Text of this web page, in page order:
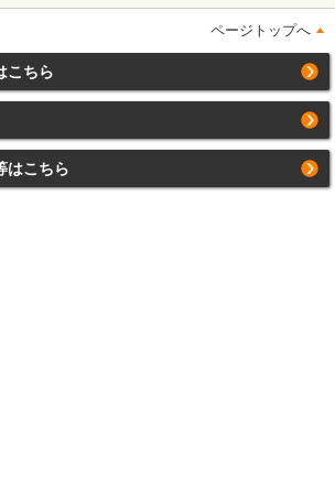
ページトップへ
こちら
はこちら